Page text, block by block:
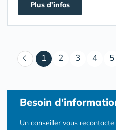
Plus d'infos
1 (courant)
2 3 4 5
Besoin
Un conseiller vous recontacte